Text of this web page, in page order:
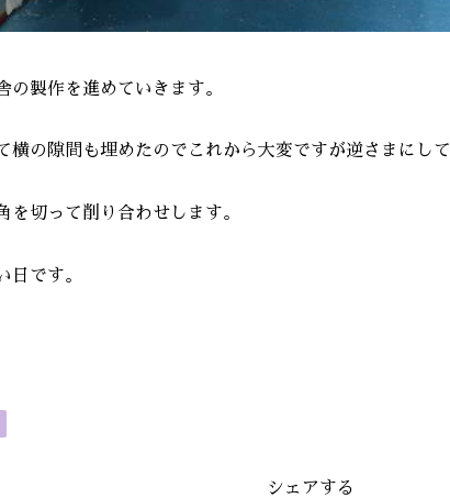
の製作を進めていきます。
横の隙間も埋めたのでこれから大変ですが逆さまにして
を切って削り合わせします。
日です。
シェアする